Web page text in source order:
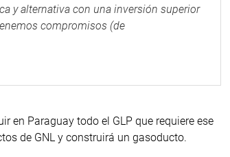
y alternativa con una inversión superior
compromisos (de
en Paraguay todo el GLP que requiere ese
de GNL y construirá un gasoducto.